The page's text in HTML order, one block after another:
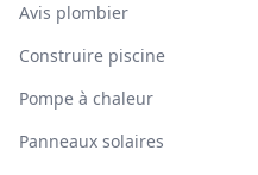
Avis plombier
Construire piscine
Pompe à chaleur
Panneaux solaires